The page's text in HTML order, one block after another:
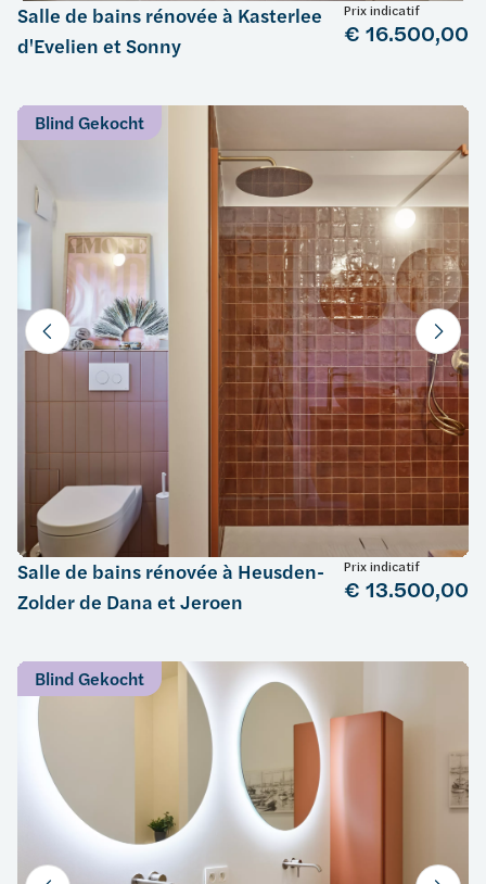
Salle de bains rénovée à Kasterlee
d'Evelien et Sonny
Prix indicatif
€ 16.500,00
Blind Gekocht
Salle de bains rénovée à Heusden-
Zolder de Dana et Jeroen
Prix indicatif
€ 13.500,00
Blind Gekocht